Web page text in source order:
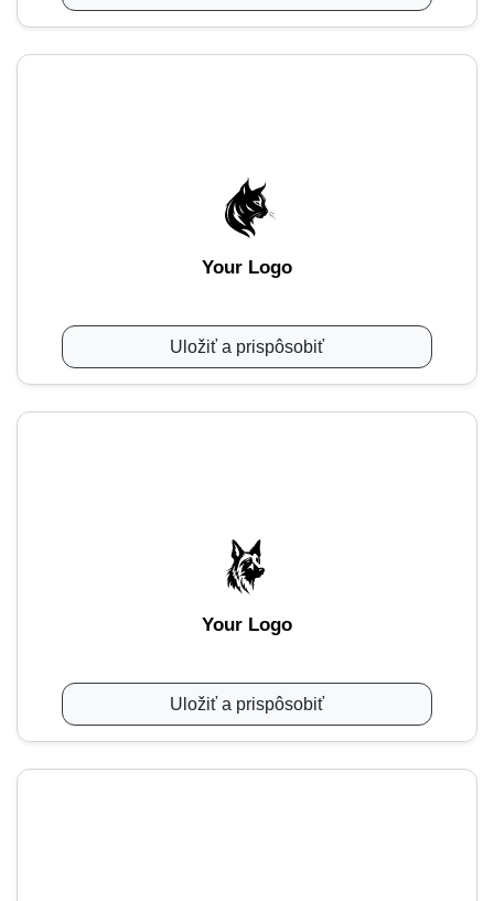
Your Logo
Uložiť a prispôsobiť
Your Logo
Uložiť a prispôsobiť